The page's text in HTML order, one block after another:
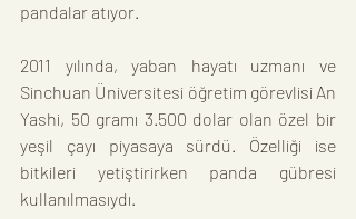
pandalar atıyor.
2011 yılında, yaban hayatı uzmanı ve
Sinchuan Üniversitesi öğretim görevlisi An
Yashi, 50 gramı 3.500 dolar olan özel bir
yeşil çayı piyasaya sürdü. Özelliği ise
bitkileri yetiştirirken panda gübresi
kullanılmasıydı.